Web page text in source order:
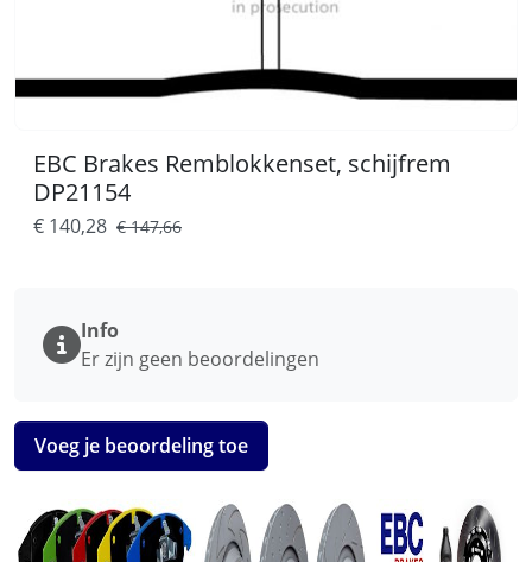
EBC Brakes Remblokkenset, schijfrem
DP21154
€ 140,28 € 147,66
Info
Er zijn geen beoordelingen
Voeg je beoordeling toe